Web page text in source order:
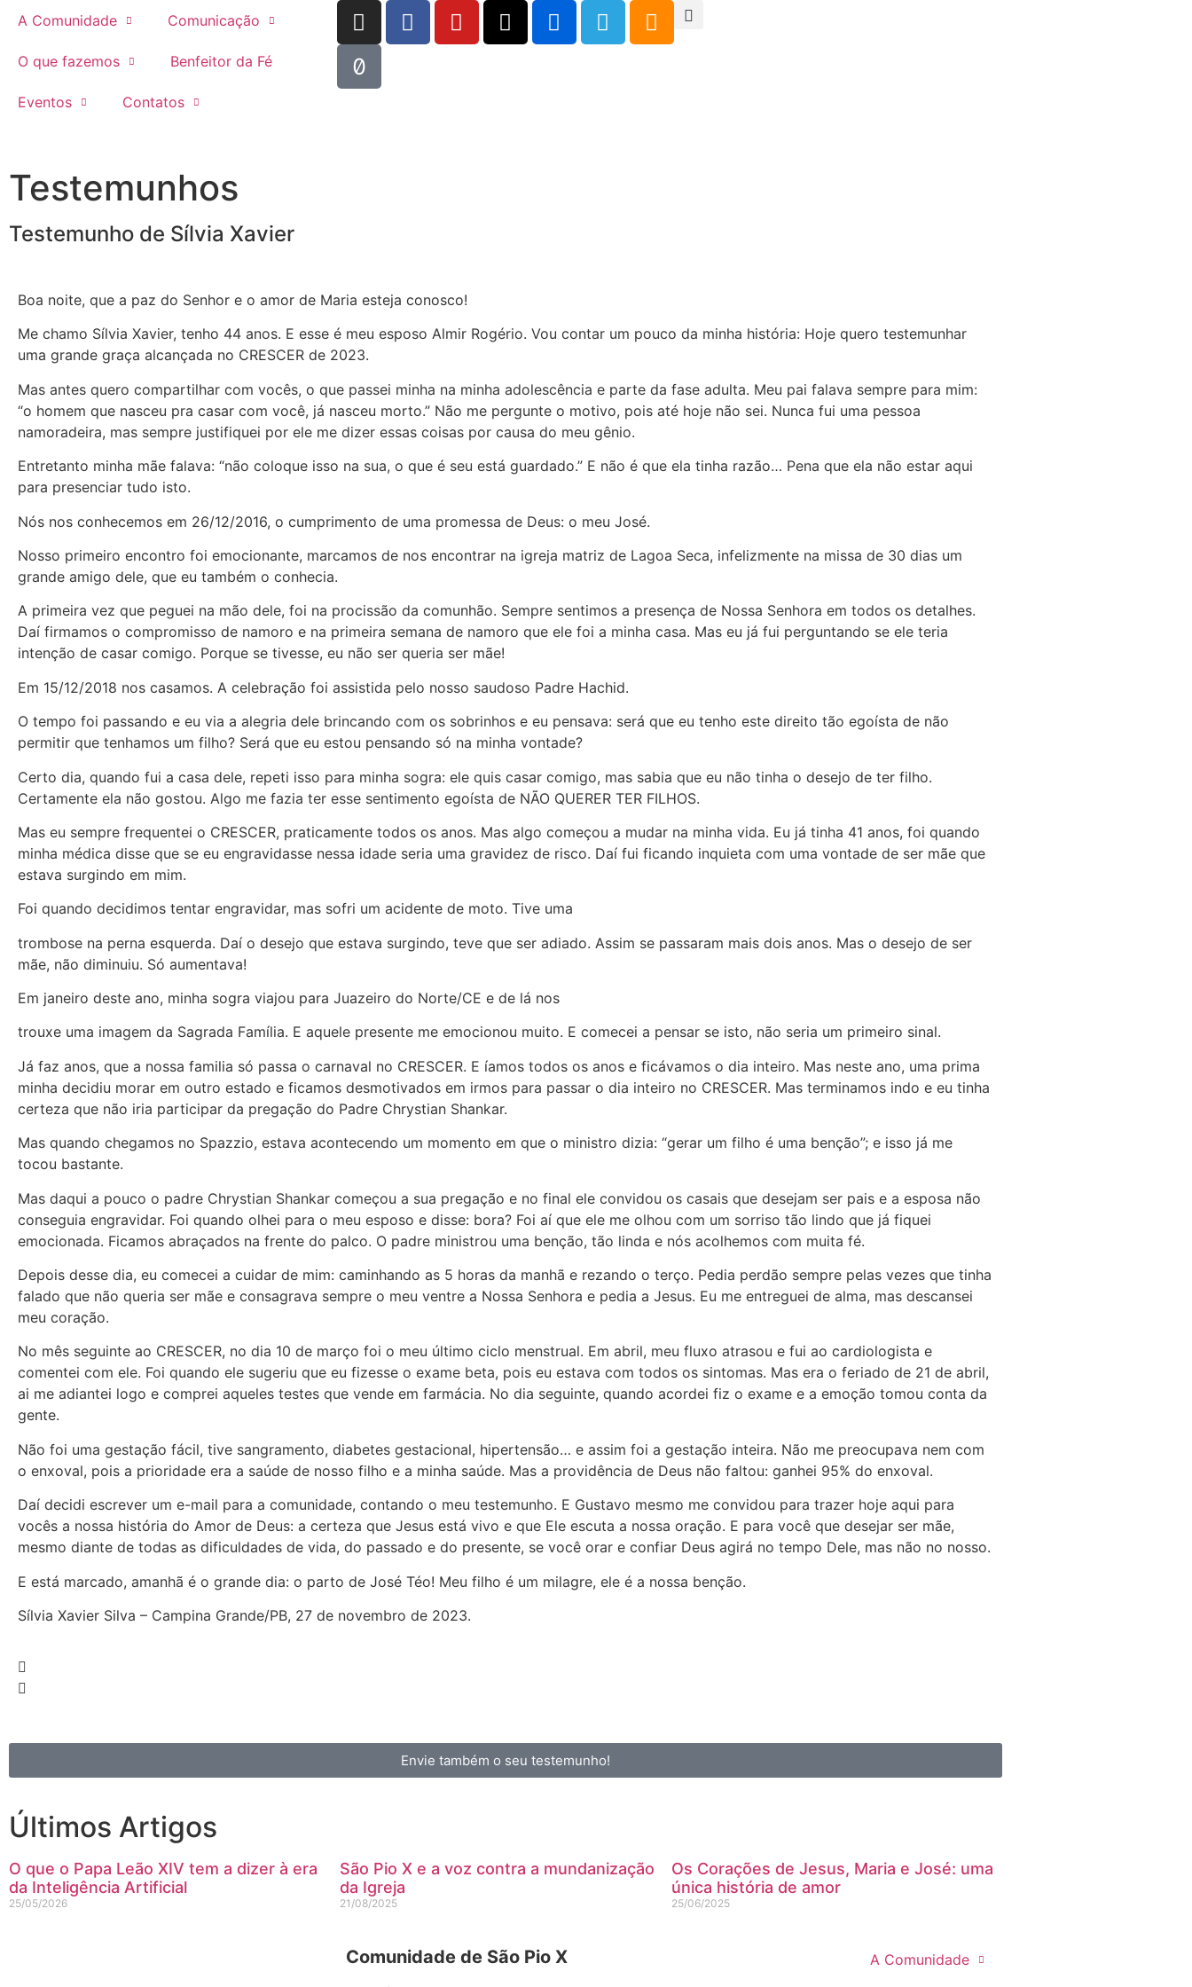
A Comunidade Comunicação
O que fazemos Benfeitor da Fé
Eventos Contatos
Testemunhos
Testemunho de Sílvia Xavier
Boa noite, que a paz do Senhor e o amor de Maria esteja conosco!
Me chamo Sílvia Xavier, tenho 44 anos. E esse é meu esposo Almir Rogério. Vou contar um pouco da minha história: Hoje quero testemunhar
uma grande graça alcançada no CRESCER de 2023.
Mas antes quero compartilhar com vocês, o que passei minha na minha adolescência e parte da fase adulta. Meu pai falava sempre para mim:
“o homem que nasceu pra casar com você, já nasceu morto.” Não me pergunte o motivo, pois até hoje não sei. Nunca fui uma pessoa
namoradeira, mas sempre justifiquei por ele me dizer essas coisas por causa do meu gênio.
Entretanto minha mãe falava: “não coloque isso na sua, o que é seu está guardado.” E não é que ela tinha razão… Pena que ela não estar aqui
para presenciar tudo isto.
Nós nos conhecemos em 26/12/2016, o cumprimento de uma promessa de Deus: o meu José.
Nosso primeiro encontro foi emocionante, marcamos de nos encontrar na igreja matriz de Lagoa Seca, infelizmente na missa de 30 dias um
grande amigo dele, que eu também o conhecia.
A primeira vez que peguei na mão dele, foi na procissão da comunhão. Sempre sentimos a presença de Nossa Senhora em todos os detalhes.
Daí firmamos o compromisso de namoro e na primeira semana de namoro que ele foi a minha casa. Mas eu já fui perguntando se ele teria
intenção de casar comigo. Porque se tivesse, eu não ser queria ser mãe!
Em 15/12/2018 nos casamos. A celebração foi assistida pelo nosso saudoso Padre Hachid.
O tempo foi passando e eu via a alegria dele brincando com os sobrinhos e eu pensava: será que eu tenho este direito tão egoísta de não
permitir que tenhamos um filho? Será que eu estou pensando só na minha vontade?
Certo dia, quando fui a casa dele, repeti isso para minha sogra: ele quis casar comigo, mas sabia que eu não tinha o desejo de ter filho.
Certamente ela não gostou. Algo me fazia ter esse sentimento egoísta de NÃO QUERER TER FILHOS.
Mas eu sempre frequentei o CRESCER, praticamente todos os anos. Mas algo começou a mudar na minha vida. Eu já tinha 41 anos, foi quando
minha médica disse que se eu engravidasse nessa idade seria uma gravidez de risco. Daí fui ficando inquieta com uma vontade de ser mãe que
estava surgindo em mim.
Foi quando decidimos tentar engravidar, mas sofri um acidente de moto. Tive uma
trombose na perna esquerda. Daí o desejo que estava surgindo, teve que ser adiado. Assim se passaram mais dois anos. Mas o desejo de ser
mãe, não diminuiu. Só aumentava!
Em janeiro deste ano, minha sogra viajou para Juazeiro do Norte/CE e de lá nos
trouxe uma imagem da Sagrada Família. E aquele presente me emocionou muito. E comecei a pensar se isto, não seria um primeiro sinal.
Já faz anos, que a nossa familia só passa o carnaval no CRESCER. E íamos todos os anos e ficávamos o dia inteiro. Mas neste ano, uma prima
minha decidiu morar em outro estado e ficamos desmotivados em irmos para passar o dia inteiro no CRESCER. Mas terminamos indo e eu tinha
certeza que não iria participar da pregação do Padre Chrystian Shankar.
Mas quando chegamos no Spazzio, estava acontecendo um momento em que o ministro dizia: “gerar um filho é uma benção”; e isso já me
tocou bastante.
Mas daqui a pouco o padre Chrystian Shankar começou a sua pregação e no final ele convidou os casais que desejam ser pais e a esposa não
conseguia engravidar. Foi quando olhei para o meu esposo e disse: bora? Foi aí que ele me olhou com um sorriso tão lindo que já fiquei
emocionada. Ficamos abraçados na frente do palco. O padre ministrou uma benção, tão linda e nós acolhemos com muita fé.
Depois desse dia, eu comecei a cuidar de mim: caminhando as 5 horas da manhã e rezando o terço. Pedia perdão sempre pelas vezes que tinha
falado que não queria ser mãe e consagrava sempre o meu ventre a Nossa Senhora e pedia a Jesus. Eu me entreguei de alma, mas descansei
meu coração.
No mês seguinte ao CRESCER, no dia 10 de março foi o meu último ciclo menstrual. Em abril, meu fluxo atrasou e fui ao cardiologista e
comentei com ele. Foi quando ele sugeriu que eu fizesse o exame beta, pois eu estava com todos os sintomas. Mas era o feriado de 21 de abril,
ai me adiantei logo e comprei aqueles testes que vende em farmácia. No dia seguinte, quando acordei fiz o exame e a emoção tomou conta da
gente.
Não foi uma gestação fácil, tive sangramento, diabetes gestacional, hipertensão… e assim foi a gestação inteira. Não me preocupava nem com
o enxoval, pois a prioridade era a saúde de nosso filho e a minha saúde. Mas a providência de Deus não faltou: ganhei 95% do enxoval.
Daí decidi escrever um e-mail para a comunidade, contando o meu testemunho. E Gustavo mesmo me convidou para trazer hoje aqui para
vocês a nossa história do Amor de Deus: a certeza que Jesus está vivo e que Ele escuta a nossa oração. E para você que desejar ser mãe,
mesmo diante de todas as dificuldades de vida, do passado e do presente, se você orar e confiar Deus agirá no tempo Dele, mas não no nosso.
E está marcado, amanhã é o grande dia: o parto de José Téo! Meu filho é um milagre, ele é a nossa benção.
Sílvia Xavier Silva – Campina Grande/PB, 27 de novembro de 2023.
Envie também o seu testemunho!
Últimos Artigos
O que o Papa Leão XIV tem a dizer à era
da Inteligência Artificial
25/05/2026
São Pio X e a voz contra a mundanização
da Igreja
21/08/2025
Os Corações de Jesus, Maria e José: uma
única história de amor
25/06/2025
Comunidade de São Pio X A Comunidade